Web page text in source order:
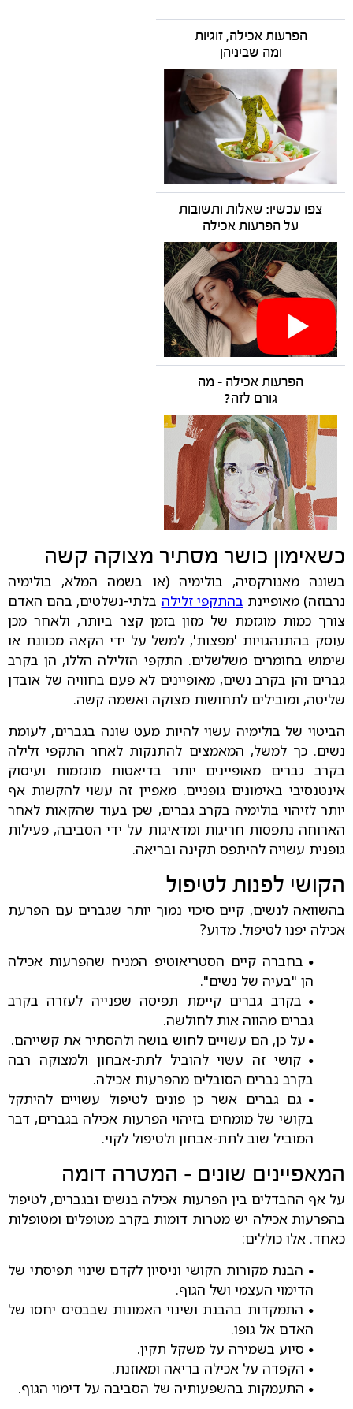
הפרעות אכילה, זוגיות
ומה שביניהן
צפו עכשיו: שאלות ותשובות
על הפרעות אכילה
הפרעות אכילה - מה
גורם לזה?
כשאימון כושר מסתיר מצוקה קשה
בשונה מאנורקסיה, בולימיה (או בשמה המלא, בולימיה
נרבוזה) מאופיינת בהתקפי זלילה בלתי-נשלטים, בהם האדם
צורך כמות מוגזמת של מזון בזמן קצר ביותר, ולאחר מכן
עוסק בהתנהגויות 'מפצות', למשל על ידי הקאה מכוונת או
שימוש בחומרים משלשלים. התקפי הזלילה הללו, הן בקרב
גברים והן בקרב נשים, מאופיינים לא פעם בחוויה של אובדן
שליטה, ומובילים לתחושות מצוקה ואשמה קשה.
הביטוי של בולימיה עשוי להיות מעט שונה בגברים, לעומת
נשים. כך למשל, המאמצים להתנקות לאחר התקפי זלילה
בקרב גברים מאופיינים יותר בדיאטות מוגזמות ועיסוק
אינטנסיבי באימונים גופניים. מאפיין זה עשוי להקשות אף
יותר לזיהוי בולימיה בקרב גברים, שכן בעוד שהקאות לאחר
הארוחה נתפסות חריגות ומדאיגות על ידי הסביבה, פעילות
גופנית עשויה להיתפס תקינה ובריאה.
הקושי לפנות לטיפול
בהשוואה לנשים, קיים סיכוי נמוך יותר שגברים עם הפרעת
אכילה יפנו לטיפול. מדוע?
• בחברה קיים הסטריאוטיפ המניח שהפרעות אכילה
הן "בעיה של נשים".
• בקרב גברים קיימת תפיסה שפנייה לעזרה בקרב
גברים מהווה אות לחולשה.
• על כן, הם עשויים לחוש בושה ולהסתיר את קשייהם.
• קושי זה עשוי להוביל לתת-אבחון ולמצוקה רבה
בקרב גברים הסובלים מהפרעות אכילה.
•גם גברים אשר כן פונים לטיפול עשויים להיתקל
בקושי של מומחים בזיהוי הפרעות אכילה בגברים, דבר
המוביל שוב לתת-אבחון ולטיפול לקוי.
המאפיינים שונים – המטרה דומה
על אף ההבדלים בין הפרעות אכילה בנשים ובגברים, לטיפול
בהפרעות אכילה יש מטרות דומות בקרב מטופלים ומטופלות
כאחד. אלו כוללים:
• הבנת מקורות הקושי וניסיון לקדם שינוי תפיסתי של
הדימוי העצמי ושל הגוף.
• התמקדות בהבנת ושינוי האמונות שבבסיס יחסו של
האדם אל גופו.
• סיוע בשמירה על משקל תקין.
• הקפדה על אכילה בריאה ומאוזנת.
• התעמקות בהשפעותיה של הסביבה על דימוי הגוף.